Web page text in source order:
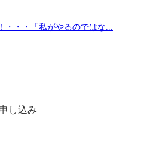
・・「私がやるのではな...
し込み